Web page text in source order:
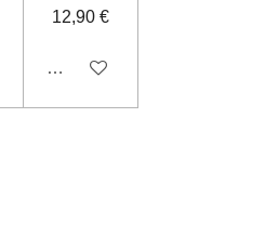
12,90 €
Désactivé